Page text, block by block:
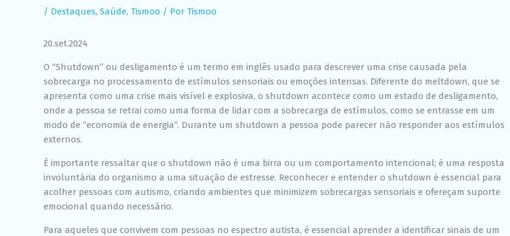
/ Destaques, Saúde, Tismoo / Por Tismoo
20.set.2024
O “Shutdown” ou desligamento é um termo em inglês usado para descrever uma crise causada pela
sobrecarga no processamento de estímulos sensoriais ou emoções intensas. Diferente do meltdown, que se
apresenta como uma crise mais visível e explosiva, o shutdown acontece como um estado de desligamento,
onde a pessoa se retrai como uma forma de lidar com a sobrecarga de estímulos, como se entrasse em um
modo de “economia de energia”. Durante um shutdown a pessoa pode parecer não responder aos estímulos
externos.
É importante ressaltar que o shutdown não é uma birra ou um comportamento intencional; é uma resposta
involuntária do organismo a uma situação de estresse. Reconhecer e entender o shutdown é essencial para
acolher pessoas com autismo, criando ambientes que minimizem sobrecargas sensoriais e ofereçam suporte
emocional quando necessário.
Para aqueles que convivem com pessoas no espectro autista, é essencial aprender a identificar sinais de um
Experiência
Para que o
funcione o
melhor
possível
cookies,
algumas
funcionalidades
desaparecerão